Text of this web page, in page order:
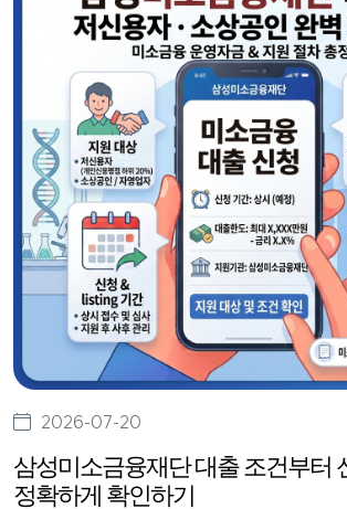
2026-07-20
삼성미소금융재단 대출 조건부터
정확하게 확인하기